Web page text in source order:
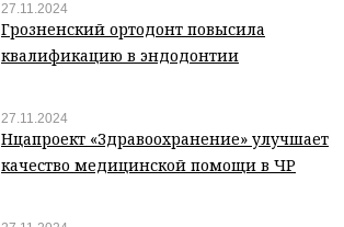
27.11.2024
Грозненский ортодонт повысила
квалификацию в эндодонтии
27.11.2024
Нцапроект «Здравоохранение» улучшает
качество медицинской помощи в ЧР